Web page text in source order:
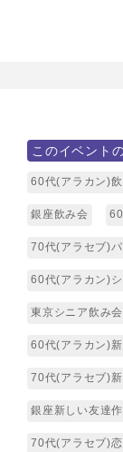
このイベント
60代(アラカン)
銀座飲み会
70代(アラセブ)パ
60代(アラカン)
東京シニア飲み会
60代(アラカン)新
70代(アラセブ)新
銀座新しい友達作
70代(アラセブ)恋